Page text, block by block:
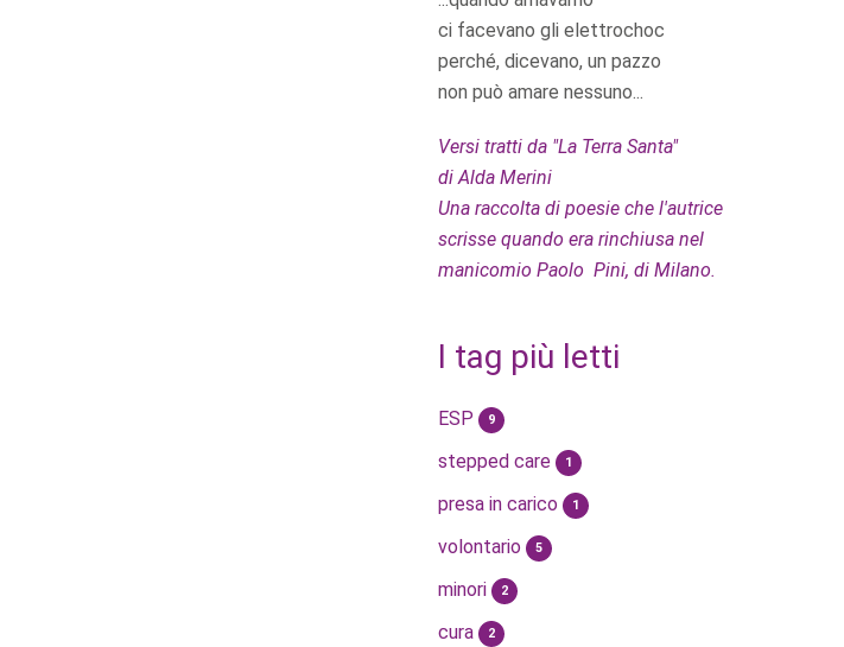
ci facevano gli elettrochoc
perché, dicevano, un pazzo
non può amare nessuno...
Versi tratti da "La Terra Santa"
di Alda Merini
Una raccolta di poesie che l'autrice
scrisse quando era rinchiusa nel
manicomio Paolo Pini, di Milano.
I tag più letti
ESP 9
stepped care 1
presa in carico 1
volontario 5
minori 2
cura 2